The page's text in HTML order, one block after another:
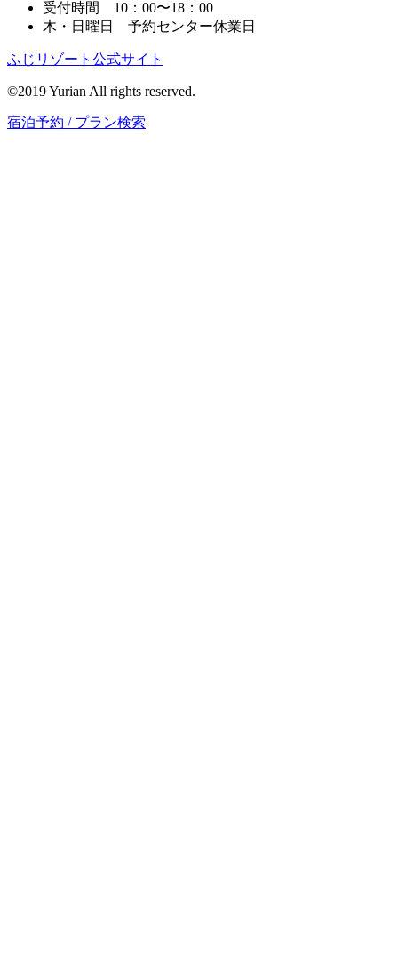
受付時間 10：00〜18：00
木・日曜日 予約センター休業日
ふじリゾート公式サイト
©2019 Yurian All rights reserved.
宿泊予約 / プラン検索